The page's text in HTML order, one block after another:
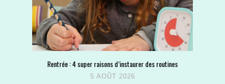
Rentrée : 4 super raisons d’instaurer des routines
5 AOÛT 2026